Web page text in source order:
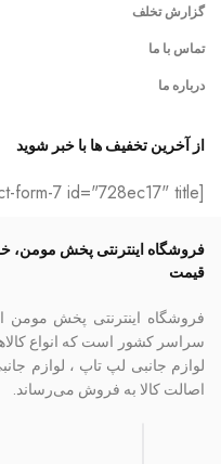
گزارش تخلف
تماس با ما
درباره ما
از آخرین تخفیف ها با خبر شوید
[contact-form-7 id="728ec17" title="فرم تماس فوتر"]
فروشگاه اینترنتی پخش مومن،
قیمت
فروشگاه اینترنتی پخش مومن
سراسر کشور است که انواع
لوازم جانبی لپ تاپ ، لوازم
اصالت کالا به فروش می‌رساند.